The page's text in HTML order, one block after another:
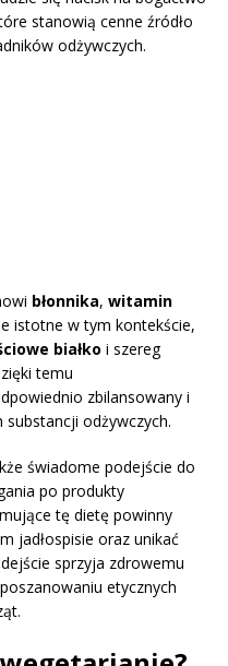
stanowią cenne źródło
odżywczych.
błonnika, witamin
istotne w tym kontekście,
białko i szereg
temu
zbilansowany i
odżywczych.
świadome podejście do
po produkty
tę dietę powinny
jadłospisie oraz unikać
sprzyja zdrowemu
etycznych